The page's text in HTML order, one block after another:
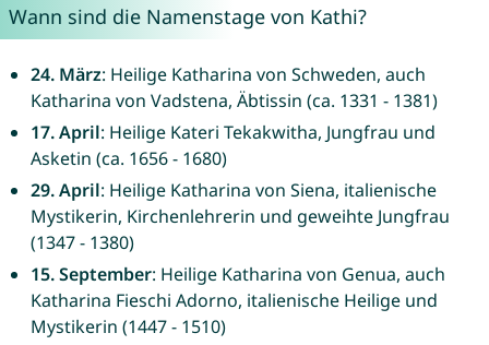
Wann sind die Namenstage von Kathi?
24. März: Heilige Katharina von Schweden, auch
Katharina von Vadstena, Äbtissin (ca. 1331 - 1381)
17. April: Heilige Kateri Tekakwitha, Jungfrau und
Asketin (ca. 1656 - 1680)
29. April: Heilige Katharina von Siena, italienische
Mystikerin, Kirchenlehrerin und geweihte Jungfrau
(1347 - 1380)
15. September: Heilige Katharina von Genua, auch
Katharina Fieschi Adorno, italienische Heilige und
Mystikerin (1447 - 1510)